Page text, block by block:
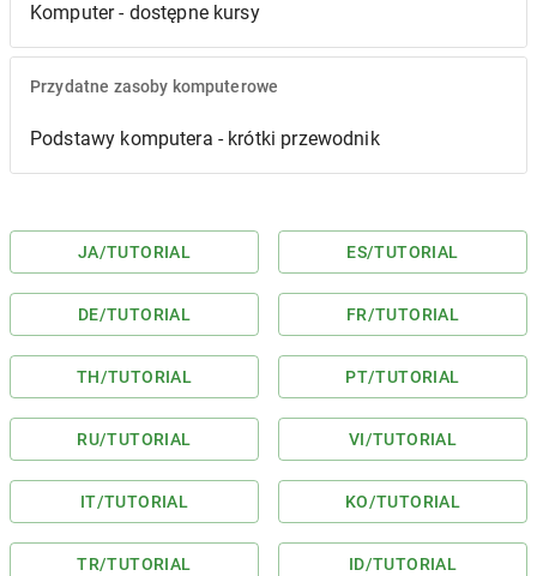
Komputer - dostępne kursy
Przydatne zasoby komputerowe
Podstawy komputera - krótki przewodnik
JA/TUTORIAL ES/TUTORIAL
DE/TUTORIAL FR/TUTORIAL
TH/TUTORIAL PT/TUTORIAL
RU/TUTORIAL VI/TUTORIAL
IT/TUTORIAL KO/TUTORIAL
TR/TUTORIAL ID/TUTORIAL